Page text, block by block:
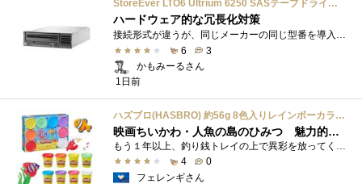
StoreEver LTO6 Ultrium 6250 SASテープドライブ(内蔵型)
ハードウェア的な冗長化対策
6
3
かもみーるさん
1日前
ハズブロ(HASBRO) 約56g 8色入りレインボーカラーのプレイ・ドー、新学期用品、2才以上のプリスクールの子供向け、子供向けのアート&クラフト 粘土 ねんど、こどもの日、子供の日プレゼント
映画ちいかわ・人魚の島のひみつ 魅力的なビラン：セイレーンを造ってみた
4
0
フェレンギさん